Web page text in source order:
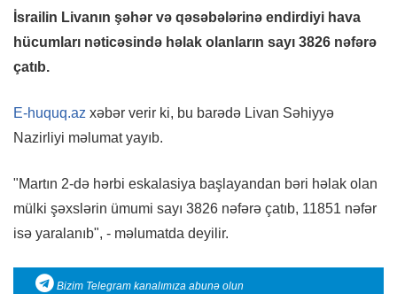
İsrailin Livanın şəhər və qəsəbələrinə endirdiyi hava
hücumları nəticəsində həlak olanların sayı 3826 nəfərə
çatıb.
E-huquq.az xəbər verir ki, bu barədə Livan Səhiyyə
Nazirliyi məlumat yayıb.
"Martın 2-də hərbi eskalasiya başlayandan bəri həlak olan
mülki şəxslərin ümumi sayı 3826 nəfərə çatıb, 11851 nəfər
isə yaralanıb", - məlumatda deyilir.
Bizim Telegram kanalımıza abunə olun